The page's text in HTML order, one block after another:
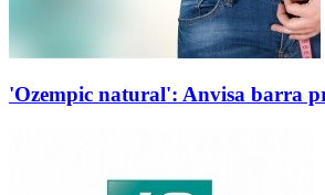
'Ozempic natural': Anvisa barra